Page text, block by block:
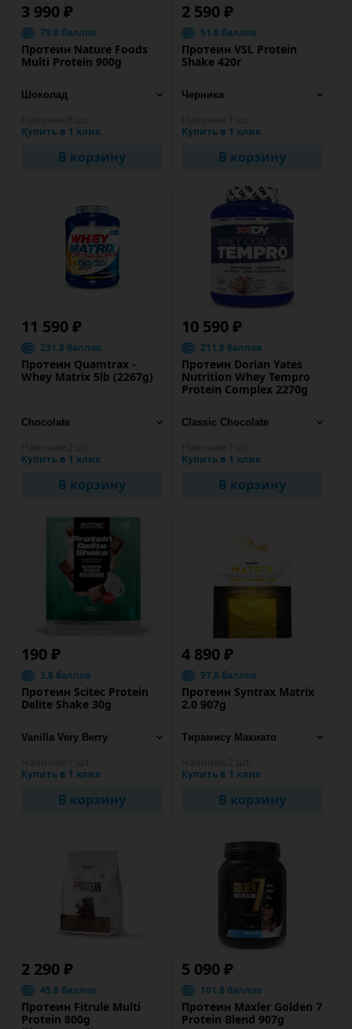
3 990 ₽
79.8 баллов
Протеин Nature Foods
Multi Protein 900g
Купить в 1 клик
В корзину
2 590 ₽
51.8 баллов
Протеин VSL Protein
Shake 420г
Купить в 1 клик
В корзину
11 590 ₽
231.8 баллов
Протеин Quamtrax -
Whey Matrix 5lb (2267g)
Купить в 1 клик
В корзину
10 590 ₽
211.8 баллов
Протеин Dorian Yates
Nutrition Whey Tempro
Protein Complex 2270g
Купить в 1 клик
В корзину
190 ₽
3.8 баллов
Протеин Scitec Protein
Delite Shake 30g
Купить в 1 клик
В корзину
4 890 ₽
97.8 баллов
Протеин Syntrax Matrix
2.0 907g
Купить в 1 клик
В корзину
2 290 ₽
45.8 баллов
Протеин Fitrule Multi
Protein 800g
5 090 ₽
101.8 баллов
Протеин Maxler Golden 7
Protein Blend 907g